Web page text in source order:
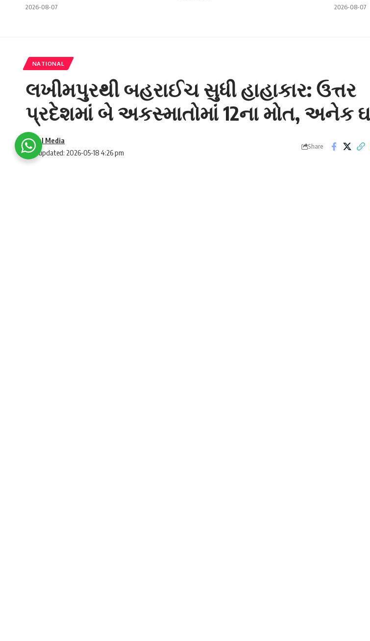
2026-08-07 2026-08-07
NATIONAL
લખીમપુરથી બહરાઈચ સુધી હાહાકાર: ઉત્તર
પ્રદેશમાં બે અકસ્માતોમાં 12ના મોત, અનેક
Last updated: 2026-05-18 4:26 pm
Social Media
Share